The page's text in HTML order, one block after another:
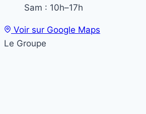
Sam : 10h–17h
Voir sur Google Maps
Le Groupe